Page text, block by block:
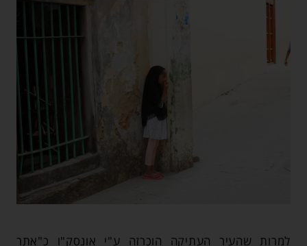
למרות שהעיר העתיקה הוכרזה ע"י אונסק"ו כ"אתר